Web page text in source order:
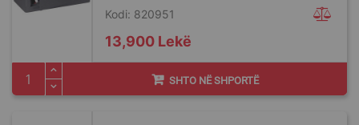
Kodi: 820951
13,900 Lekë
SHTO NË SHPORTË